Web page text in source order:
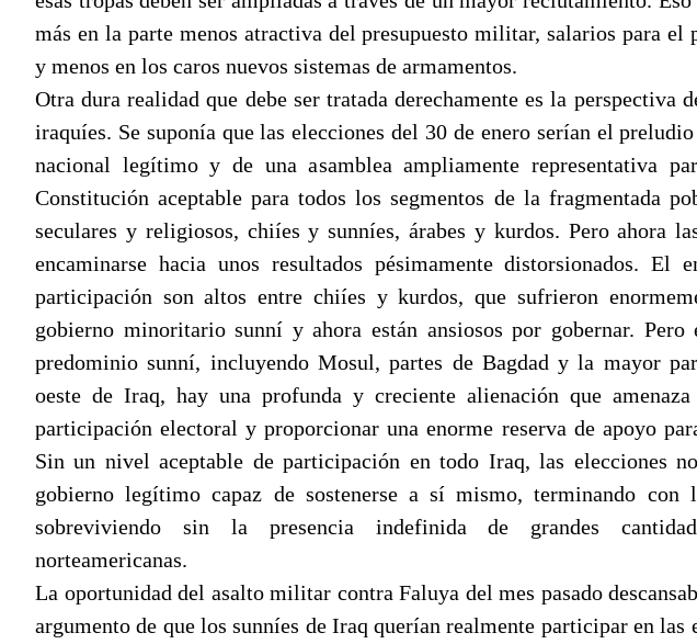
más en la parte menos atractiva del presupuesto militar, salarios para el
y menos en los caros nuevos sistemas de armamentos.
Otra dura realidad que debe ser tratada derechamente es la perspectiva
iraquíes. Se suponía que las elecciones del 30 de enero serían el
nacional legítimo y de una asamblea ampliamente representativa
Constitución aceptable para todos los segmentos de la fragmentada
seculares y religiosos, chiíes y sunníes, árabes y kurdos. Pero ahora
encaminarse hacia unos resultados pésimamente distorsionados. El
participación son altos entre chiíes y kurdos, que sufrieron
gobierno minoritario sunní y ahora están ansiosos por gobernar. Pero
predominio sunní, incluyendo Mosul, partes de Bagdad y la mayor
oeste de Iraq, hay una profunda y creciente alienación que
participación electoral y proporcionar una enorme reserva de apoyo
Sin un nivel aceptable de participación en todo Iraq, las elecciones
gobierno legítimo capaz de sostenerse a sí mismo, terminando con
sobreviviendo sin la presencia indefinida de grandes
norteamericanas.
La oportunidad del asalto militar contra Faluya del mes pasado
argumento de que los sunníes de Iraq querían realmente participar en las